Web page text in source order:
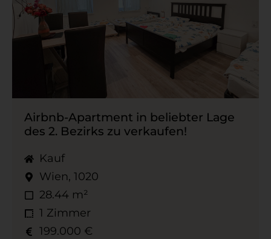
Airbnb-​Apartment in beliebter Lage
des 2. Bezirks zu verkaufen!
Kauf
Wien, 1020
28.44 m²
1 Zimmer
199.000 €